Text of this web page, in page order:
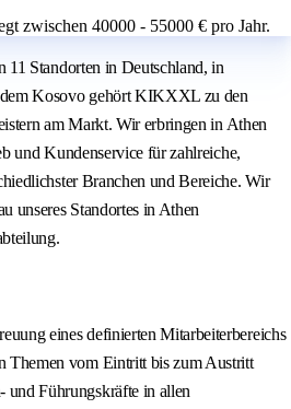
zwischen 40000 - 55000 € pro Jahr.
Standorten in Deutschland, in
Kosovo gehört KIKXXL zu den
am Markt. Wir erbringen in Athen
und Kundenservice für zahlreiche,
Branchen und Bereiche. Wir
unseres Standortes in Athen
eines definierten Mitarbeiterbereichs
Themen vom Eintritt bis zum Austritt
und Führungskräfte in allen